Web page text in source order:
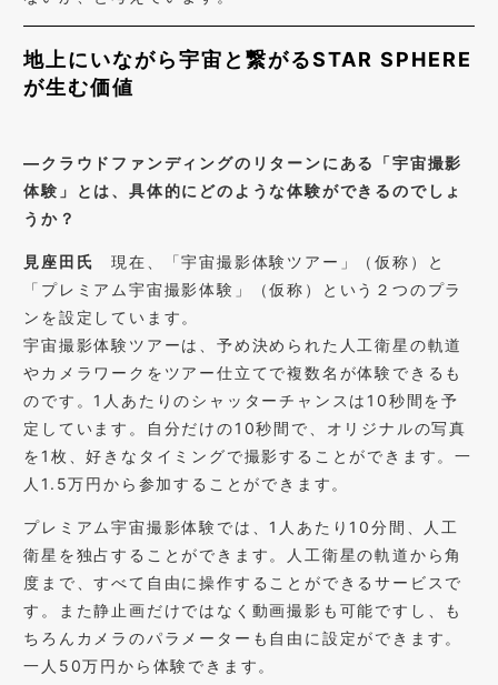
地上にいながら宇宙と繋がるSTAR SPHERE
が生む価値
―クラウドファンディングのリターンにある「宇宙撮影
体験」とは、具体的にどのような体験ができるのでしょ
うか？
見座田氏 現在、「宇宙撮影体験ツアー」（仮称）と
「プレミアム宇宙撮影体験」（仮称）という２つのプラ
ンを設定しています。
宇宙撮影体験ツアーは、予め決められた人工衛星の軌道
やカメラワークをツアー仕立てで複数名が体験できるも
のです。 1 人あたりのシャッターチャンスは 10秒間を予
定しています。自分だけの10秒間で、オリジナルの写真
を 1 枚、好きなタイミングで撮影することができます。一
人 1.5万円から参加することができます。
プレミアム宇宙撮影体験では、 1 人あたり 10分間、人工
衛星を独占することができます。人工衛星の軌道から角
度まで、すべて自由に操作することができるサービスで
す。また静止画だけではなく動画撮影も可能ですし、も
ちろんカメラのパラメーターも自由に設定ができます。
一人 50万円から体験できます。